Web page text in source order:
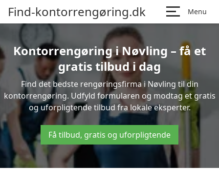
Find-kontorrengøring.dk Menu
Kontorrengøring i Nøvling – få et
gratis tilbud i dag
Find det bedste rengøringsfirma i Nøvling til din
kontorrengøring. Udfyld formularen og modtag et gratis
og uforpligtende tilbud fra lokale eksperter.
Få tilbud, gratis og uforpligtende